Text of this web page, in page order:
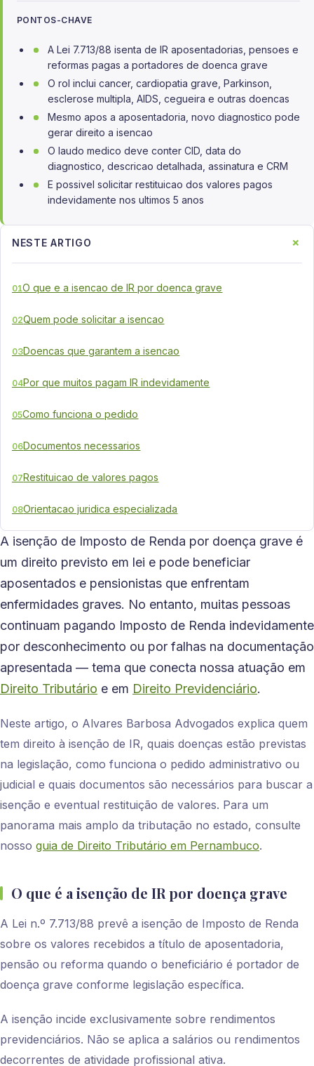
PONTOS-CHAVE
A Lei 7.713/88 isenta de IR aposentadorias, pensoes e
reformas pagas a portadores de doenca grave
O rol inclui cancer, cardiopatia grave, Parkinson,
esclerose multipla, AIDS, cegueira e outras doencas
Mesmo apos a aposentadoria, novo diagnostico pode
gerar direito a isencao
O laudo medico deve conter CID, data do
diagnostico, descricao detalhada, assinatura e CRM
E possivel solicitar restituicao dos valores pagos
indevidamente nos ultimos 5 anos
NESTE ARTIGO +
01O que e a isencao de IR por doenca grave
02Quem pode solicitar a isencao
03Doencas que garantem a isencao
04Por que muitos pagam IR indevidamente
05Como funciona o pedido
06Documentos necessarios
07Restituicao de valores pagos
08Orientacao juridica especializada
A isenção de Imposto de Renda por doença grave é
um direito previsto em lei e pode beneficiar
aposentados e pensionistas que enfrentam
enfermidades graves. No entanto, muitas pessoas
continuam pagando Imposto de Renda indevidamente
por desconhecimento ou por falhas na documentação
apresentada — tema que conecta nossa atuação em
Direito Tributário e em Direito Previdenciário.
Neste artigo, o Alvares Barbosa Advogados explica quem
tem direito à isenção de IR, quais doenças estão previstas
na legislação, como funciona o pedido administrativo ou
judicial e quais documentos são necessários para buscar a
isenção e eventual restituição de valores. Para um
panorama mais amplo da tributação no estado, consulte
nosso guia de Direito Tributário em Pernambuco.
O que é a isenção de IR por doença grave
A Lei n.º 7.713/88 prevê a isenção de Imposto de Renda
sobre os valores recebidos a título de aposentadoria,
pensão ou reforma quando o beneficiário é portador de
doença grave conforme legislação específica.
A isenção incide exclusivamente sobre rendimentos
previdenciários. Não se aplica a salários ou rendimentos
decorrentes de atividade profissional ativa.